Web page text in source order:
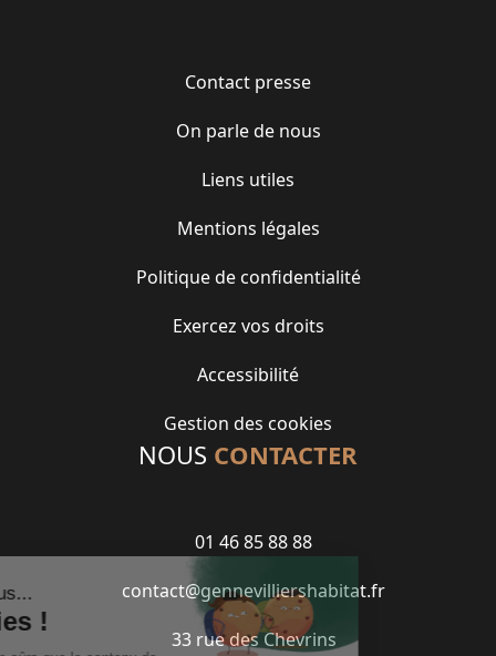
Contact presse
On parle de nous
Liens utiles
Mentions légales
Politique de confidentialité
Exercez vos droits
Accessibilité
Gestion des cookies
NOUS CONTACTER
01 46 85 88 88
contact@gennevilliershabitat.fr
33 rue des Chevrins